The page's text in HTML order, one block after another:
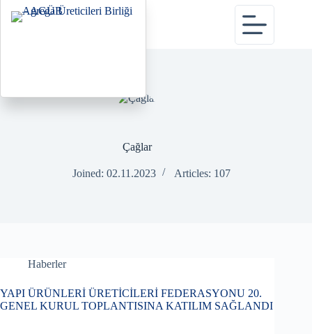
Çağlar
Joined: 02.11.2023 Articles: 107
Haberler
YAPI ÜRÜNLERİ ÜRETİCİLERİ FEDERASYONU 20.
GENEL KURUL TOPLANTISINA KATILIM SAĞLANDI